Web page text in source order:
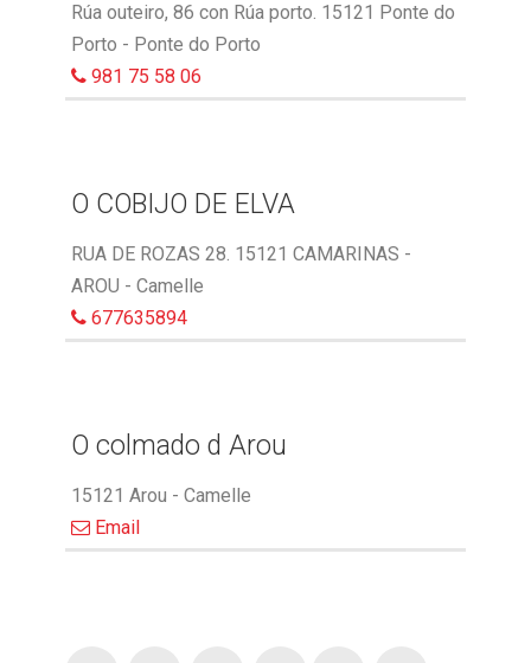
Rúa outeiro, 86 con Rúa porto. 15121 Ponte do
Porto - Ponte do Porto
981 75 58 06
O COBIJO DE ELVA
RUA DE ROZAS 28. 15121 CAMARINAS -
AROU - Camelle
677635894
O colmado d Arou
15121 Arou - Camelle
Email